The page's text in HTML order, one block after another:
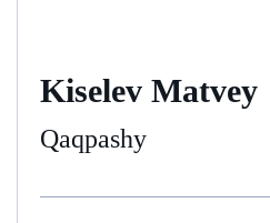
Kiselev Matvey
Qaqpashy